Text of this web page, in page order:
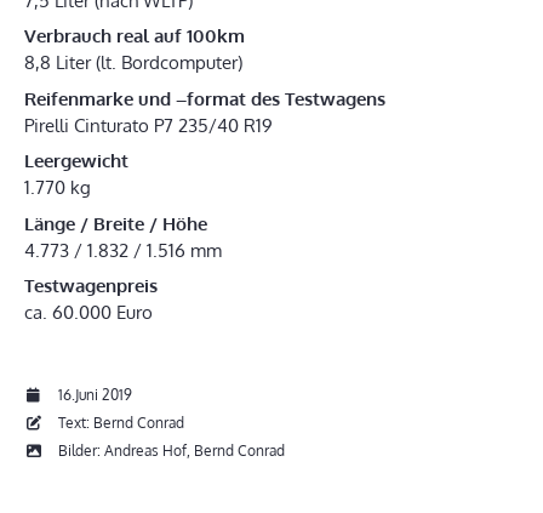
Verbrauch real auf 100km
8,8 Liter (lt. Bordcomputer)
Reifenmarke und –format des Testwagens
Pirelli Cinturato P7 235/40 R19
Leergewicht
1.770 kg
Länge / Breite / Höhe
4.773 / 1.832 / 1.516 mm
Testwagenpreis
ca. 60.000 Euro
16.Juni 2019
Text: Bernd Conrad
Bilder: Andreas Hof, Bernd Conrad